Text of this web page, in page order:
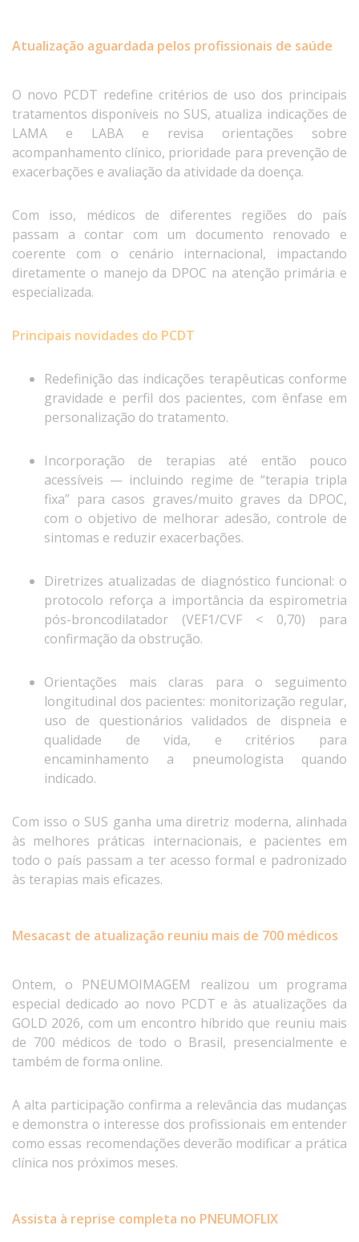
Atualização aguardada pelos profissionais de saúde
O novo PCDT redefine critérios de uso dos principais
tratamentos disponíveis no SUS, atualiza indicações de
LAMA e LABA e revisa orientações sobre
acompanhamento clínico, prioridade para prevenção de
exacerbações e avaliação da atividade da doença.
Com isso, médicos de diferentes regiões do país
passam a contar com um documento renovado e
coerente com o cenário internacional, impactando
diretamente o manejo da DPOC na atenção primária e
especializada.
Principais novidades do PCDT
Redefinição das indicações terapêuticas conforme
gravidade e perfil dos pacientes, com ênfase em
personalização do tratamento.
Incorporação de terapias até então pouco
acessíveis — incluindo regime de “terapia tripla
fixa” para casos graves/muito graves da DPOC,
com o objetivo de melhorar adesão, controle de
sintomas e reduzir exacerbações.
Diretrizes atualizadas de diagnóstico funcional: o
protocolo reforça a importância da espirometria
pós-broncodilatador (VEF1/CVF < 0,70) para
confirmação da obstrução.
Orientações mais claras para o seguimento
longitudinal dos pacientes: monitorização regular,
uso de questionários validados de dispneia e
qualidade de vida, e critérios para
encaminhamento a pneumologista quando
indicado.
Com isso o SUS ganha uma diretriz moderna, alinhada
às melhores práticas internacionais, e pacientes em
todo o país passam a ter acesso formal e padronizado
às terapias mais eficazes.
Mesacast de atualização reuniu mais de 700 médicos
Ontem, o PNEUMOIMAGEM realizou um programa
especial dedicado ao novo PCDT e às atualizações da
GOLD 2026, com um encontro híbrido que reuniu mais
de 700 médicos de todo o Brasil, presencialmente e
também de forma online.
A alta participação confirma a relevância das mudanças
e demonstra o interesse dos profissionais em entender
como essas recomendações deverão modificar a prática
clínica nos próximos meses.
Assista à reprise completa no PNEUMOFLIX